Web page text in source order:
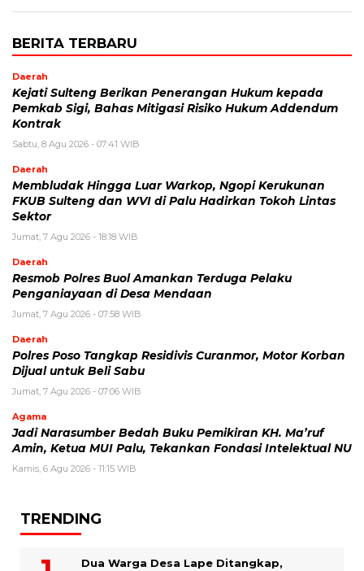
BERITA TERBARU
Daerah
Kejati Sulteng Berikan Penerangan Hukum kepada
Pemkab Sigi, Bahas Mitigasi Risiko Hukum Addendum
Kontrak
Sabtu, 8 Agu 2026 - 07:41 WIB
Daerah
Membludak Hingga Luar Warkop, Ngopi Kerukunan
FKUB Sulteng dan WVI di Palu Hadirkan Tokoh Lintas
Sektor
Jumat, 7 Agu 2026 - 18:18 WIB
Daerah
Resmob Polres Buol Amankan Terduga Pelaku
Penganiayaan di Desa Mendaan
Jumat, 7 Agu 2026 - 07:58 WIB
Daerah
Polres Poso Tangkap Residivis Curanmor, Motor Korban
Dijual untuk Beli Sabu
Jumat, 7 Agu 2026 - 07:06 WIB
Agama
Jadi Narasumber Bedah Buku Pemikiran KH. Ma’ruf
Amin, Ketua MUI Palu, Tekankan Fondasi Intelektual NU
Kamis, 6 Agu 2026 - 11:15 WIB
TRENDING
Dua Warga Desa Lape Ditangkap,